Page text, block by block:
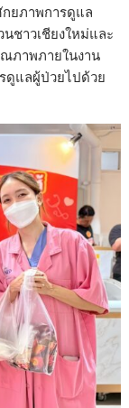
ยภาพการดูแล
ชาวเชียงใหม่และ
ภาพภายในงาน
ดูแลผู้ป่วยไปด้วย